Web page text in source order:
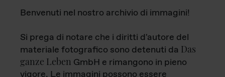
Benvenuti nel nostro archivio di immagini!
Si prega di notare che i diritti d'autore del
materiale fotografico sono detenuti da Das
ganze Leben GmbH e rimangono in pieno
vigore. Le immagini possono essere